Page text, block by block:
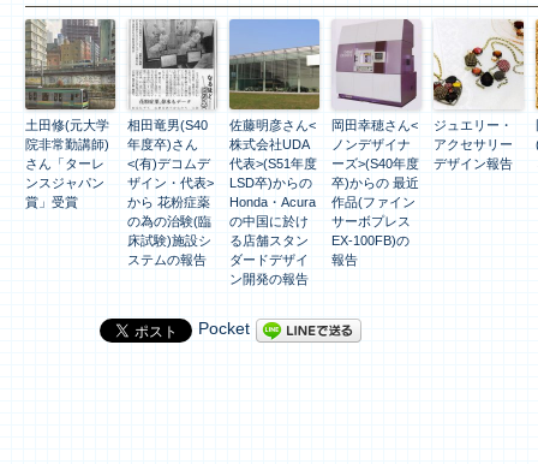
土田修(元大学
院非常勤講師)
さん「ターレ
ンスジャパン
賞」受賞
相田竜男(S40
年度卒)さん
<(有)デコムデ
ザイン・代表>
から 花粉症薬
の為の治験(臨
床試験)施設シ
ステムの報告
佐藤明彦さん<
株式会社UDA
代表>(S51年度
LSD卒)からの
Honda・Acura
の中国に於け
る店舗スタン
ダードデザイ
ン開発の報告
岡田幸穂さん<
ノンデザイナ
ーズ>(S40年度
卒)からの 最近
作品(ファイン
サーボプレス
EX-100FB)の
報告
ジュエリー・
アクセサリー
デザイン報告
Pocket